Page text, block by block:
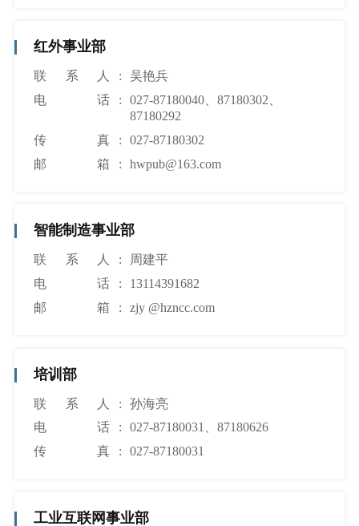
红外事业部
联系人 :
吴艳兵
电话
:
027-87180040、87180302、
87180292
传真
:
027-87180302
邮箱
: hwpub@163.com
智能制造事业部
联系人 :
周建平
电话
:
13114391682
邮箱
: zjy @hzncc.com
培训部
联系人 :
孙海亮
电话
:
027-87180031、87180626
传真
: 027-87180031
工业互联网事业部